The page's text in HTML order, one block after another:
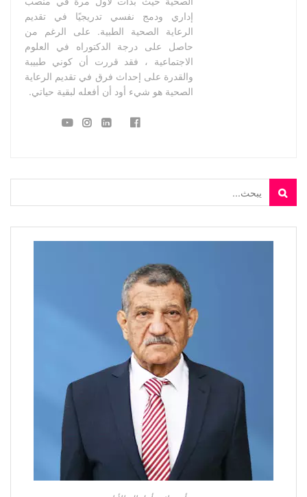
إداري ودمج نفسي تدريجيًا في تقديم
الرعاية الصحية الطبية. على الرغم من
حاصل على درجة الدكتوراه في العلوم
الاجتماعية ، فقد قررت أن كوني طبيبة
والقدرة على إحداث فرق في تقديم الرعاية
الصحية هو شيء أود أن أفعله لبقية حياتي.